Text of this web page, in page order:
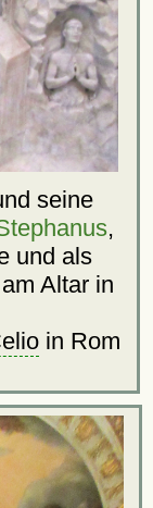
seine
,
und als
Altar in
in Rom